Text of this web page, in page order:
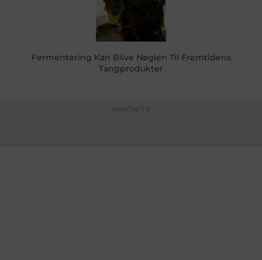
Fermentering Kan Blive Nøglen Til Fremtidens
Tangprodukter
ANNONCER